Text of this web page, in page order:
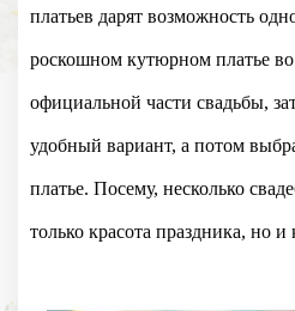
платьев дарят возможность
роскошном кутюрном платье
официальной части свадьбы,
удобный вариант, а потом
платье. Посему, несколько
только красота праздника, но